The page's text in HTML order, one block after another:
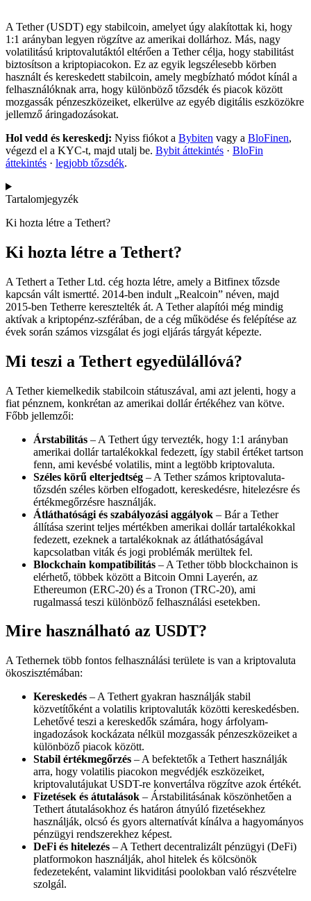
A Tether (USDT) egy stabilcoin, amelyet úgy alakítottak ki, hogy
1:1 arányban legyen rögzítve az amerikai dollárhoz. Más, nagy
volatilitású kriptovalutáktól eltérően a Tether célja, hogy stabilitást
biztosítson a kriptopiacokon. Ez az egyik legszélesebb körben
használt és kereskedett stabilcoin, amely megbízható módot kínál a
felhasználóknak arra, hogy különböző tőzsdék és piacok között
mozgassák pénzeszközeiket, elkerülve az egyéb digitális eszközökre
jellemző áringadozásokat.
Hol vedd és kereskedj: Nyiss fiókot a Bybiten vagy a BloFinen,
végezd el a KYC-t, majd utalj be. Bybit áttekintés · BloFin
áttekintés · legjobb tőzsdék.
Tartalomjegyzék
Ki hozta létre a Tethert?
Ki hozta létre a Tethert?
A Tethert a Tether Ltd. cég hozta létre, amely a Bitfinex tőzsde
kapcsán vált ismertté. 2014-ben indult „Realcoin” néven, majd
2015-ben Tetherre keresztelték át. A Tether alapítói még mindig
aktívak a kriptopénz-szférában, de a cég működése és felépítése az
évek során számos vizsgálat és jogi eljárás tárgyát képezte.
Mi teszi a Tethert egyedülállóvá?
A Tether kiemelkedik stabilcoin státuszával, ami azt jelenti, hogy a
fiat pénznem, konkrétan az amerikai dollár értékéhez van kötve.
Főbb jellemzői:
Árstabilitás – A Tethert úgy tervezték, hogy 1:1 arányban
amerikai dollár tartalékokkal fedezett, így stabil értéket tartson
fenn, ami kevésbé volatilis, mint a legtöbb kriptovaluta.
Széles körű elterjedtség – A Tether számos kriptovaluta-
tőzsdén széles körben elfogadott, kereskedésre, hitelezésre és
értékmegőrzésre használják.
Átláthatósági és szabályozási aggályok – Bár a Tether
állítása szerint teljes mértékben amerikai dollár tartalékokkal
fedezett, ezeknek a tartalékoknak az átláthatóságával
kapcsolatban viták és jogi problémák merültek fel.
Blockchain kompatibilitás – A Tether több blockchainon is
elérhető, többek között a Bitcoin Omni Layerén, az
Ethereumon (ERC-20) és a Tronon (TRC-20), ami
rugalmassá teszi különböző felhasználási esetekben.
Mire használható az USDT?
A Tethernek több fontos felhasználási területe is van a kriptovaluta
ökoszisztémában:
Kereskedés – A Tethert gyakran használják stabil
közvetítőként a volatilis kriptovaluták közötti kereskedésben.
Lehetővé teszi a kereskedők számára, hogy árfolyam-
ingadozások kockázata nélkül mozgassák pénzeszközeiket a
különböző piacok között.
Stabil értékmegőrzés – A befektetők a Tethert használják
arra, hogy volatilis piacokon megvédjék eszközeiket,
kriptovalutájukat USDT-re konvertálva rögzítve azok értékét.
Fizetések és átutalások – Árstabilitásának köszönhetően a
Tethert átutalásokhoz és határon átnyúló fizetésekhez
használják, olcsó és gyors alternatívát kínálva a hagyományos
pénzügyi rendszerekhez képest.
DeFi és hitelezés – A Tethert decentralizált pénzügyi (DeFi)
platformokon használják, ahol hitelek és kölcsönök
fedezeteként, valamint likviditási poolokban való részvételre
szolgál.